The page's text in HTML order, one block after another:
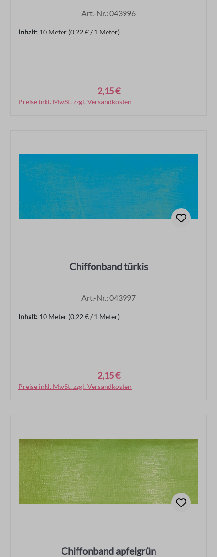
Art.-Nr.: 043996
Inhalt: 10 Meter (0,22 € / 1 Meter)
2,15 €
Preise inkl. MwSt. zzgl. Versandkosten
In den Warenkorb
Chiffonband türkis
Art.-Nr.: 043997
Inhalt: 10 Meter (0,22 € / 1 Meter)
2,15 €
Preise inkl. MwSt. zzgl. Versandkosten
In den Warenkorb
Chiffonband apfelgrün